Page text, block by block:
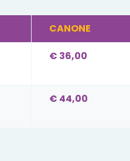
CANONE
€ 36,00
€ 44,00